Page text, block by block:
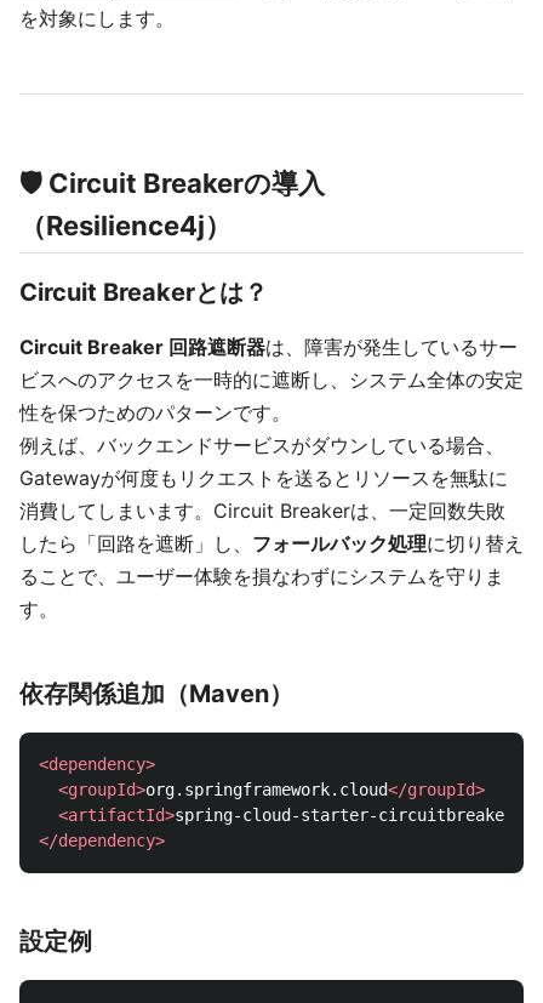
を対象にします。
🛡️ Circuit Breakerの導入
（Resilience4j）
Circuit Breakerとは？
Circuit Breaker 回路遮断器は、障害が発生しているサー
ビスへのアクセスを一時的に遮断し、システム全体の安定
性を保つためのパターンです。
例えば、バックエンドサービスがダウンしている場合、
Gatewayが何度もリクエストを送るとリソースを無駄に
消費してしまいます。Circuit Breakerは、一定回数失敗
したら「回路を遮断」し、 フォールバック処理に切り替え
ることで、ユーザー体験を損なわずにシステムを守りま
す。
依存関係追加（Maven）
<dependency>
<groupId>org.springframework.cloud</groupId>
<artifactId>spring-cloud-starter-circuitbreaker-
</dependency>
設定例